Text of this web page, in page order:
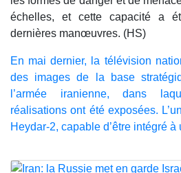
échelles, et cette capacité a
dernières manœuvres. (HS)
En mai dernier, la télévision
des images de la base
l’armée iranienne, dans
réalisations ont été exposées.
Heydar-2, capable d’être intégré à